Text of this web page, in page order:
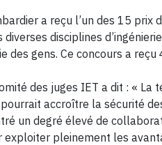
a reçu l’un des 15 prix
diverses disciplines
des gens. Ce concours a
des juges IET a dit : « La
accroître la sécurité
un degré élevé de
exploiter pleinement les